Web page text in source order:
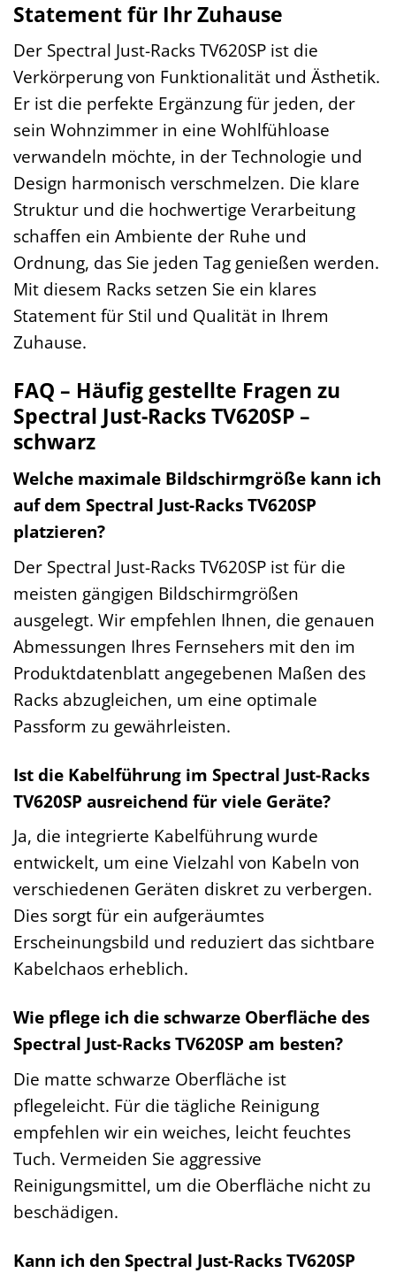
Statement für Ihr Zuhause
Der Spectral Just-Racks TV620SP ist die
Verkörperung von Funktionalität und Ästhetik.
Er ist die perfekte Ergänzung für jeden, der
sein Wohnzimmer in eine Wohlfühloase
verwandeln möchte, in der Technologie und
Design harmonisch verschmelzen. Die klare
Struktur und die hochwertige Verarbeitung
schaffen ein Ambiente der Ruhe und
Ordnung, das Sie jeden Tag genießen werden.
Mit diesem Racks setzen Sie ein klares
Statement für Stil und Qualität in Ihrem
Zuhause.
FAQ – Häufig gestellte Fragen zu
Spectral Just-Racks TV620SP –
schwarz
Welche maximale Bildschirmgröße kann ich
auf dem Spectral Just-Racks TV620SP
platzieren?
Der Spectral Just-Racks TV620SP ist für die
meisten gängigen Bildschirmgrößen
ausgelegt. Wir empfehlen Ihnen, die genauen
Abmessungen Ihres Fernsehers mit den im
Produktdatenblatt angegebenen Maßen des
Racks abzugleichen, um eine optimale
Passform zu gewährleisten.
Ist die Kabelführung im Spectral Just-Racks
TV620SP ausreichend für viele Geräte?
Ja, die integrierte Kabelführung wurde
entwickelt, um eine Vielzahl von Kabeln von
verschiedenen Geräten diskret zu verbergen.
Dies sorgt für ein aufgeräumtes
Erscheinungsbild und reduziert das sichtbare
Kabelchaos erheblich.
Wie pflege ich die schwarze Oberfläche des
Spectral Just-Racks TV620SP am besten?
Die matte schwarze Oberfläche ist
pflegeleicht. Für die tägliche Reinigung
empfehlen wir ein weiches, leicht feuchtes
Tuch. Vermeiden Sie aggressive
Reinigungsmittel, um die Oberfläche nicht zu
beschädigen.
Kann ich den Spectral Just-Racks TV620SP